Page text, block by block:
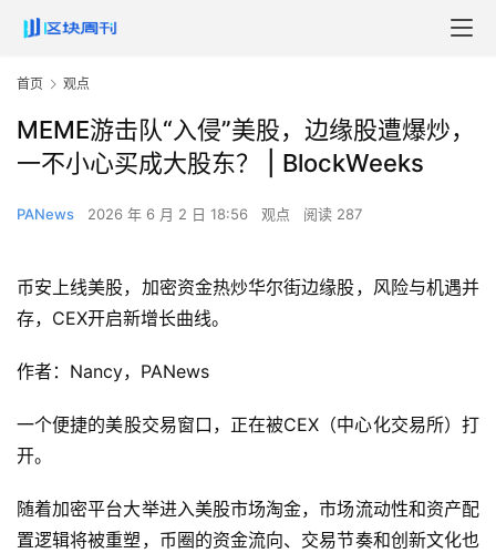
首页 观点
MEME游击队“入侵”美股，边缘股遭爆炒，
一不小心买成大股东？ | BlockWeeks
PANews 2026 年 6 月 2 日 18:56 观点 阅读 287
币安上线美股，加密资金热炒华尔街边缘股，风险与机遇并
存，CEX开启新增长曲线。
作者：Nancy，PANews
一个便捷的美股交易窗口，正在被CEX（中心化交易所）打
开。
随着加密平台大举进入美股市场淘金，市场流动性和资产配
置逻辑将被重塑，币圈的资金流向、交易节奏和创新文化也